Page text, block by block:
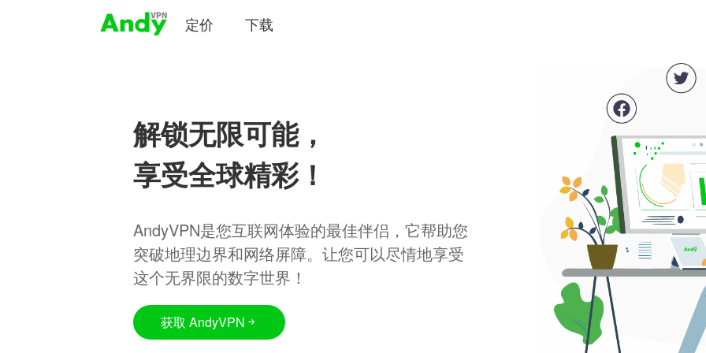
定价 下载
解锁无限可能，
享受全球精彩！
AndyVPN是您互联网体验的最佳伴侣，它帮助您
突破地理边界和网络屏障。让您可以尽情地享受
这个无界限的数字世界！
获取 AndyVPN